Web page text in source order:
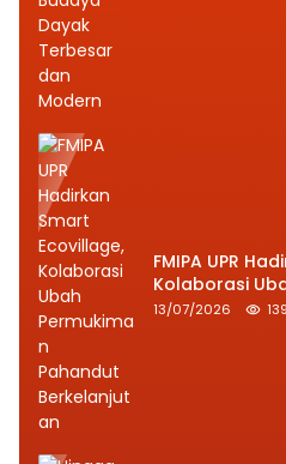
FMIPA UPR
Kolaborasi
Pahandut
13/07/2026 139